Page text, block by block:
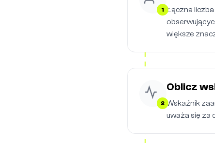
1 Łączna
większe
2
Oblicz
Wskaźnik
uważa się za